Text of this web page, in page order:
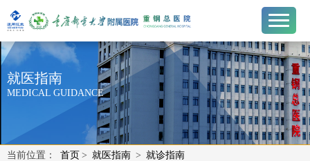
就医指南
MEDICAL GUIDANCE
当前位置： 首页 > 就医指南 > 就诊指南